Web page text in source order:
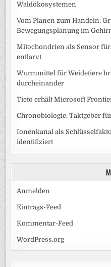
Waldökosystemen
Vom Planen zum Handeln:
Bewegungsplanung im
Mitochondrien als Sensor
entlarvt
Wurmmittel für Weidetiere
durcheinander
Tieto erhält Microsoft
Chronobiologie: Taktgeber
Ionenkanal als
identifiziert
Anmelden
Eintrags-Feed
Kommentar-Feed
WordPress.org